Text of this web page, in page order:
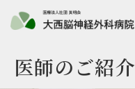
医師のご紹介